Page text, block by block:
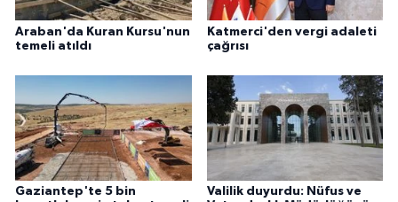
Araban'da Kuran Kursu'nun
temeli atıldı
Katmerci'den vergi adaleti
çağrısı
Gaziantep'te 5 bin
Valilik duyurdu: Nüfus ve